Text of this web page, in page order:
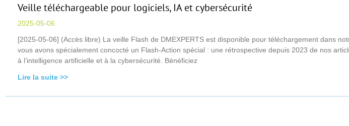
Veille téléchargeable pour logiciels, IA et cybersécurité
2025-05-06
[2025-05-06] (Accès libre) La veille Flash de DMEXPERTS est disponible pour téléchargement dans
vous avons spécialement concocté un Flash-Action spécial : une rétrospective depuis 2023 de nos
à l’intelligence artificielle et à la cybersécurité. Bénéficiez
Lire la suite >>